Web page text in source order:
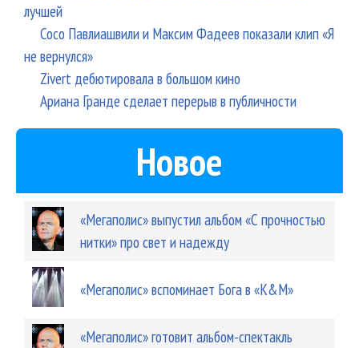
лучшей
Сосо Павлиашвили и Максим Фадеев показали клип «Я
не вернулся»
Zivert дебютировала в большом кино
Ариана Гранде сделает перерыв в публичности
Новое
«Мегаполис» выпустил альбом «С прочностью
нитки» про свет и надежду
«Мегаполис» вспоминает Бога в «K&M»
«Мегаполис» готовит альбом-спектакль